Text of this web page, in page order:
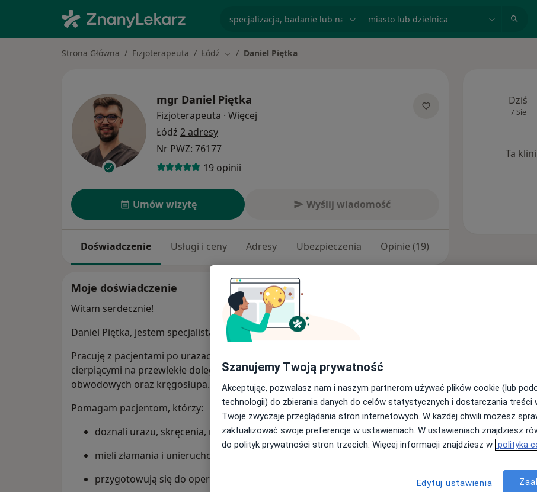
Strona Główna Fizjoterapeuta Łódź Zmień miasto
Daniel Piętka
mgr Daniel Piętka
Fizjoterapeuta · Więcej
Łódź 2 adresy
Nr PWZ: 76177
19 opinii
Umów wizytę Wyślij wiadomość
Doświadczenie Usługi i ceny Adresy Ubezpieczenia Opinie (19)
Moje doświadczenie
Witam serdecznie!
Daniel Piętka, jestem specjalistą w dziedzinie fizjoterapii ortopedycznej.
Pracuję z pacjentami po urazach, przed i po operacjach, a także z osobami
cierpiącymi na przewlekłe dolegliwości mięśniowo-szkieletowe stawów
obwodowych oraz kręgosłupa.
Pomagam pacjentom, którzy:
doznali urazu, skręcenia, naderwania lub zerwania,
mieli złamania i unieruchomienia gipsowe,
przygotowują się do operacji ortopedycznych,
Dziś
7 Sie
Ta
Szanujemy Twoją prywatność
Akceptując, pozwalasz nam i naszym partnerom używać plików cookie (lub
technologii) do zbierania danych do celów statystycznych i dostarczania treści
Twoje zwyczaje przeglądania stron internetowych. W każdej chwili możesz
zaktualizować swoje preferencje w ustawieniach. W ustawieniach znajdziesz
do polityk prywatności stron trzecich. Więcej informacji znajdziesz w polityka
Edytuj ustawienia